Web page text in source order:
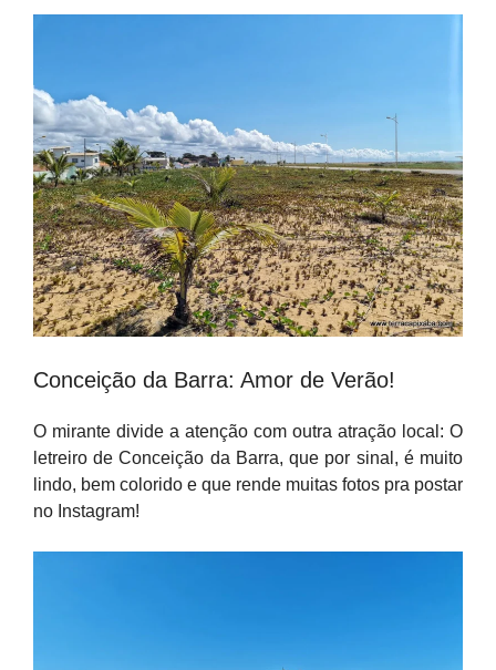
Conceição da Barra: Amor de Verão!
O mirante divide a atenção com outra atração local: O
letreiro de Conceição da Barra, que por sinal, é muito
lindo, bem colorido e que rende muitas fotos pra postar
no Instagram!